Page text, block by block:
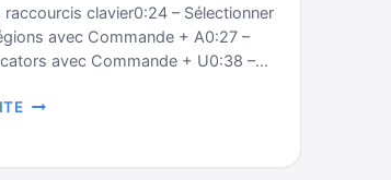
raccourcis clavier0:24 – Sélectionner
avec Commande + A0:27 –
avec Commande + U0:38 –…
[ASTUCE
DANS